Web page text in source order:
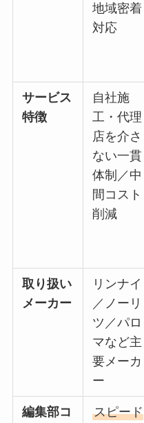
地域密着
対応
サービス
特徴
自社施
工・代理
店を介さ
ない一貫
体制／中
間コスト
削減
取り扱い
メーカー
リンナイ
／ノーリ
ツ／パロ
マなど主
要メーカ
ー
編集部コ
スピード